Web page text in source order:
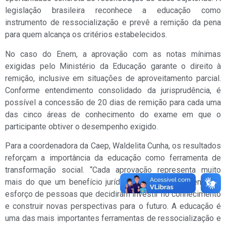
legislação brasileira reconhece a educação como
instrumento de ressocialização e prevê a remição da pena
para quem alcança os critérios estabelecidos.
No caso do Enem, a aprovação com as notas mínimas
exigidas pelo Ministério da Educação garante o direito à
remição, inclusive em situações de aproveitamento parcial.
Conforme entendimento consolidado da jurisprudência, é
possível a concessão de 20 dias de remição para cada uma
das cinco áreas de conhecimento do exame em que o
participante obtiver o desempenho exigido.
Para a coordenadora da Caep, Waldelita Cunha, os resultados
reforçam a importância da educação como ferramenta de
transformação social. “Cada aprovação representa muito
mais do que um benefício jurídico. É o reconhecimento do
esforço de pessoas que decidiram investir no conhecimento
e construir novas perspectivas para o futuro. A educação é
uma das mais importantes ferramentas de ressocialização e